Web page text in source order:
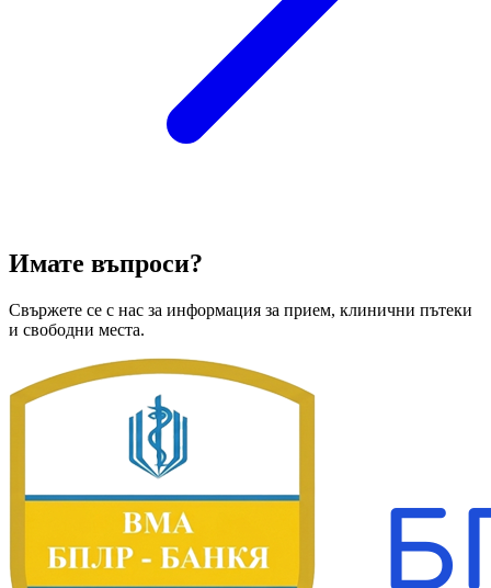
Имате въпроси?
Свържете се с нас за информация за прием, клинични пътеки
и свободни места.